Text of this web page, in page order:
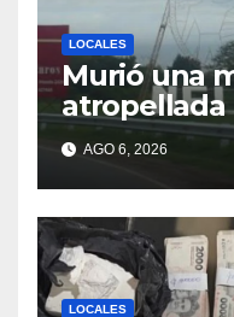
LOCALES
Murió una
atropellada
AGO 6, 2026
LOCALES